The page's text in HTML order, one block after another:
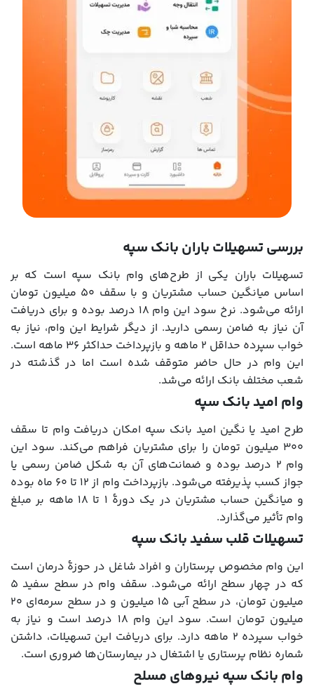
بررسی تسهیلات باران بانک سپه
تسهیلات باران یکی از طرح‌های وام بانک سپه است که بر
اساس میانگین حساب مشتریان و با سقف ۵۰ میلیون تومان
ارائه می‌شود. نرخ سود این وام ۱۸ درصد بوده و برای دریافت
آن نیاز به ضامن رسمی دارید. از دیگر شرایط این وام، نیاز به
خواب سپرده حداقل ۲ ماهه و بازپرداخت حداکثر ۳۶ ماهه است.
این وام در حال حاضر متوقف شده است اما در گذشته در
شعب مختلف بانک ارائه می‌شد.
وام امید بانک سپه
طرح امید یا نگین امید بانک سپه امکان دریافت وام تا سقف
۳۰۰ میلیون تومان را برای مشتریان فراهم می‌کند. سود این
وام ۲ درصد بوده و ضمانت‌های آن به شکل ضامن رسمی یا
جواز کسب پذیرفته می‌شود. بازپرداخت وام از ۱۲ تا ۶۰ ماه بوده
و میانگین حساب مشتریان در یک دورۀ ۱ تا ۱۸ ماهه بر مبلغ
وام تأثیر می‌گذارد.
تسهیلات قلب سفید بانک سپه
این وام مخصوص پرستاران و افراد شاغل در حوزۀ درمان است
که در چهار سطح ارائه می‌شود. سقف وام در سطح سفید ۵
میلیون تومان، در سطح آبی ۱۵ میلیون و در سطح سرمه‌ای ۲۰
میلیون تومان است. سود این وام ۱۸ درصد است و نیاز به
خواب سپرده ۲ ماهه دارد. برای دریافت این تسهیلات، داشتن
شماره نظام پرستاری یا اشتغال در بیمارستان‌ها ضروری است.
وام بانک سپه نیروهای مسلح